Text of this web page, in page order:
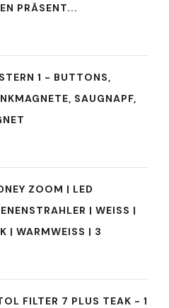
PRÄSENT...
1 - BUTTONS,
SAUGNAPF,
ZOOM | LED
| WEISS | 3
| 3
FILTER 7 PLUS TEAK - 1